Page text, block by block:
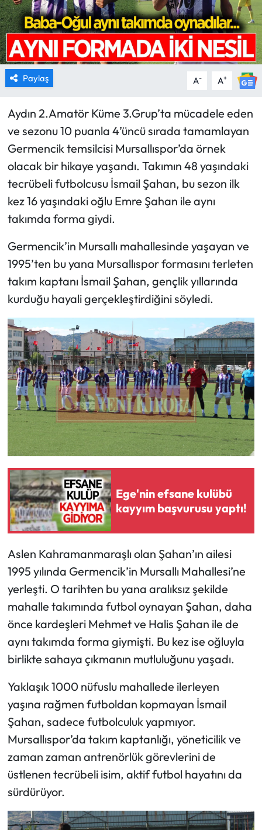
Paylaş A- A+
Aydın 2.Amatör Küme 3.Grup’ta mücadele eden
ve sezonu 10 puanla 4’üncü sırada tamamlayan
Germencik temsilcisi Mursallıspor’da örnek
olacak bir hikaye yaşandı. Takımın 48 yaşındaki
tecrübeli futbolcusu İsmail Şahan, bu sezon ilk
kez 16 yaşındaki oğlu Emre Şahan ile aynı
takımda forma giydi.
Germencik’in Mursallı mahallesinde yaşayan ve
1995’ten bu yana Mursallıspor formasını terleten
takım kaptanı İsmail Şahan, gençlik yıllarında
kurduğu hayali gerçekleştirdiğini söyledi.
Ege'nin efsane kulübü
kayyım başvurusu yaptı!
Aslen Kahramanmaraşlı olan Şahan’ın ailesi
1995 yılında Germencik’in Mursallı Mahallesi’ne
yerleşti. O tarihten bu yana aralıksız şekilde
mahalle takımında futbol oynayan Şahan, daha
önce kardeşleri Mehmet ve Halis Şahan ile de
aynı takımda forma giymişti. Bu kez ise oğluyla
birlikte sahaya çıkmanın mutluluğunu yaşadı.
Yaklaşık 1000 nüfuslu mahallede ilerleyen
yaşına rağmen futboldan kopmayan İsmail
Şahan, sadece futbolculuk yapmıyor.
Mursallıspor’da takım kaptanlığı, yöneticilik ve
zaman zaman antrenörlük görevlerini de
üstlenen tecrübeli isim, aktif futbol hayatını da
sürdürüyor.
RESMİ İLANLAR
HABER İLAN